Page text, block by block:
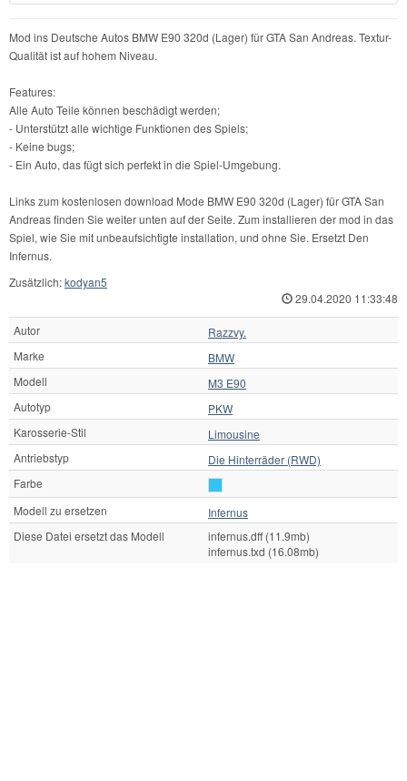
Mod ins Deutsche Autos BMW E90 320d (Lager) für GTA San Andreas. Textur-
Qualität ist auf hohem Niveau.
Features:
Alle Auto Teile können beschädigt werden;
- Unterstützt alle wichtige Funktionen des Spiels;
- Keine bugs;
- Ein Auto, das fügt sich perfekt in die Spiel-Umgebung.
Links zum kostenlosen download Mode BMW E90 320d (Lager) für GTA San
Andreas finden Sie weiter unten auf der Seite. Zum installieren der mod in das
Spiel, wie Sie mit unbeaufsichtigte installation, und ohne Sie. Ersetzt Den
Infernus.
Zusätzlich:kodyan5
29.04.2020 11:33:48
Autor
Razzvy.
Marke
BMW
Modell
M3 E90
Autotyp
PKW
Karosserie-Stil
Limousine
Antriebstyp
Die Hinterräder (RWD)
Farbe
Modell zu ersetzen
Infernus
Diese Datei ersetzt das Modell
infernus.dff (11.9mb)
infernus.txd (16.08mb)